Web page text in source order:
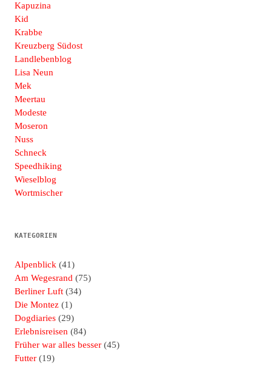
Kapuzina
Kid
Krabbe
Kreuzberg Südost
Landlebenblog
Lisa Neun
Mek
Meertau
Modeste
Moseron
Nuss
Schneck
Speedhiking
Wieselblog
Wortmischer
KATEGORIEN
Alpenblick (41)
Am Wegesrand (75)
Berliner Luft (34)
Die Montez (1)
Dogdiaries (29)
Erlebnisreisen (84)
Früher war alles besser (45)
Futter (19)